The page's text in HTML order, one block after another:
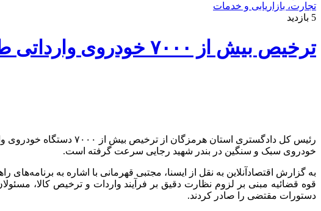
تجارت، بازاریابی و خدمات
5 بازدید
ترخیص بیش از ۷۰۰۰ خودروی وارداتی طی جنگ/ اطلاعیه مهم استانداری هرمزگان
خودروی سبک و سنگین در بندر شهید رجایی سرعت گرفته است.
به گزارش اقتصادآنلاین به نقل از ایسنا، مجتبی قهرمانی با اشاره به
قوه قضائیه مبنی بر لزوم نظارت دقیق بر فرآیند واردات و ترخیص کالا،
دستورات مقتضی را صادر کردند.